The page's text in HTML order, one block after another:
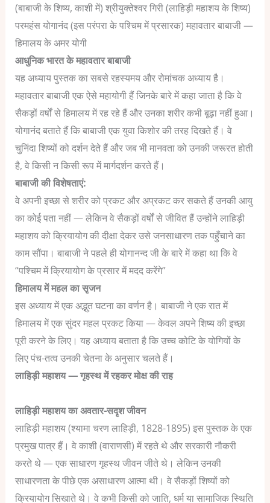
(बाबाजी के शिष्य, काशी में) श्रीयुक्तेश्वर गिरी (लाहिड़ी महाशय के शिष्य)
परमहंस योगानंद (इस परंपरा के पश्चिम में प्रसारक) महावतार बाबाजी —
हिमालय के अमर योगी
आधुनिक भारत के महावतार बाबाजी
यह अध्याय पुस्तक का सबसे रहस्यमय और रोमांचक अध्याय है।
महावतार बाबाजी एक ऐसे महायोगी हैं जिनके बारे में कहा जाता है कि वे
सैकड़ों वर्षों से हिमालय में रह रहे हैं और उनका शरीर कभी बूढ़ा नहीं हुआ।
योगानंद बताते हैं कि बाबाजी एक युवा किशोर की तरह दिखते हैं। वे
चुनिंदा शिष्यों को दर्शन देते हैं और जब भी मानवता को उनकी जरूरत होती
है, वे किसी न किसी रूप में मार्गदर्शन करते हैं।
बाबाजी की विशेषताएं:
वे अपनी इच्छा से शरीर को प्रकट और अप्रकट कर सकते हैंउनकी आयु
का कोई पता नहीं — लेकिन वे सैकड़ों वर्षों से जीवित हैंउन्होंने लाहिड़ी
महाशय को क्रियायोग की दीक्षा देकर उसे जनसाधारण तक पहुँचाने का
काम सौंपा। बाबाजी ने पहले ही योगानन्द जी के बारे में कहा था कि वे
“पश्चिम में क्रियायोग के प्रसार में मदद करेंगे”
हिमालय में महल का सृजन
इस अध्याय में एक अद्भुत घटना का वर्णन है। बाबाजी ने एक रात में
हिमालय में एक सुंदर महल प्रकट किया — केवल अपने शिष्य की इच्छा
पूरी करने के लिए। यह अध्याय बताता है कि उच्च कोटि के योगियों के
लिए पंच-तत्व उनकी चेतना के अनुसार चलते हैं।
लाहिड़ी महाशय — गृहस्थ में रहकर मोक्ष की राह
लाहिड़ी महाशय का अवतार-सदृश जीवन
लाहिड़ी महाशय (श्यामा चरण लाहिड़ी, 1828-1895) इस पुस्तक के एक
प्रमुख पात्र हैं। वे काशी (वाराणसी) में रहते थे और सरकारी नौकरी
करते थे — एक साधारण गृहस्थ जीवन जीते थे। लेकिन उनकी
साधारणता के पीछे एक असाधारण आत्मा थी। वे सैकड़ों शिष्यों को
क्रियायोग सिखाते थे। वे कभी किसी को जाति, धर्म या सामाजिक स्थिति